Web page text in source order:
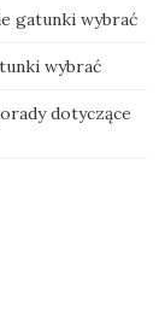
gatunki wybrać
wybrać
dotyczące